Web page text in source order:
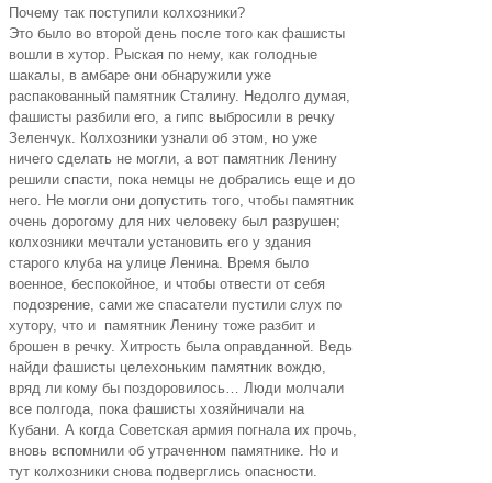
Почему так поступили колхозники?
Это было во второй день после того как фашисты
вошли в хутор. Рыская по нему, как голодные
шакалы, в амбаре они обнаружили уже
распакованный памятник Сталину. Недолго думая,
фашисты разбили его, а гипс выбросили в речку
Зеленчук. Колхозники узнали об этом, но уже
ничего сделать не могли, а вот памятник Ленину
решили спасти, пока немцы не добрались еще и до
него. Не могли они допустить того, чтобы памятник
очень дорогому для них человеку был разрушен;
колхозники мечтали установить его у здания
старого клуба на улице Ленина. Время было
военное, беспокойное, и чтобы отвести от себя
подозрение, сами же спасатели пустили слух по
хутору, что и памятник Ленину тоже разбит и
брошен в речку. Хитрость была оправданной. Ведь
найди фашисты целехоньким памятник вождю,
вряд ли кому бы поздоровилось… Люди молчали
все полгода, пока фашисты хозяйничали на
Кубани. А когда Советская армия погнала их прочь,
вновь вспомнили об утраченном памятнике. Но и
тут колхозники снова подверглись опасности.